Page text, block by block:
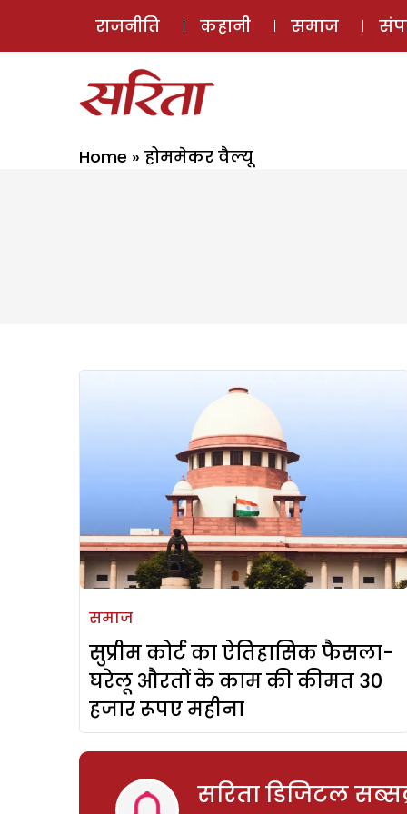
राजनीति कहानी समाज
Home » होममेकर वैल्यू
समाज
सुप्रीम कोर्ट का ऐतिहासिक फैसला-
घरेलू औरतों के काम की कीमत 30
हजार रूपए महीना
सरिता डिजिटल